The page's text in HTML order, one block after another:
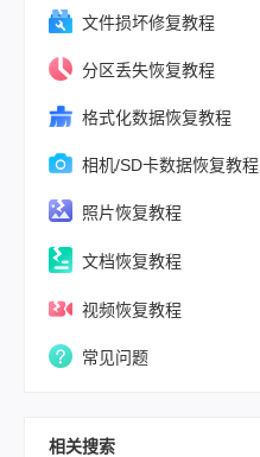
文件损坏修复教程
分区丢失恢复教程
格式化数据恢复教程
相机/SD卡数据恢复教程
照片恢复教程
文档恢复教程
视频恢复教程
常见问题
相关搜索